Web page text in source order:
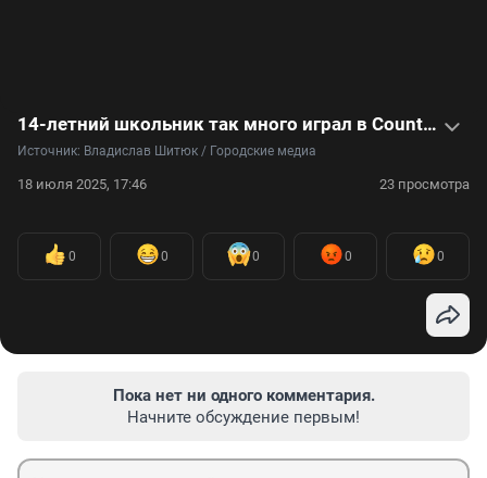
14-летний школьник так много играл в Counter Strike, что теперь зарабатывает больше учителей — видео
Источник: Владислав Шитюк / Городские медиа
18 июля 2025, 17:46 23 просмотра
0 0 0 0 0
Пока нет ни одного комментария.
Начните обсуждение первым!